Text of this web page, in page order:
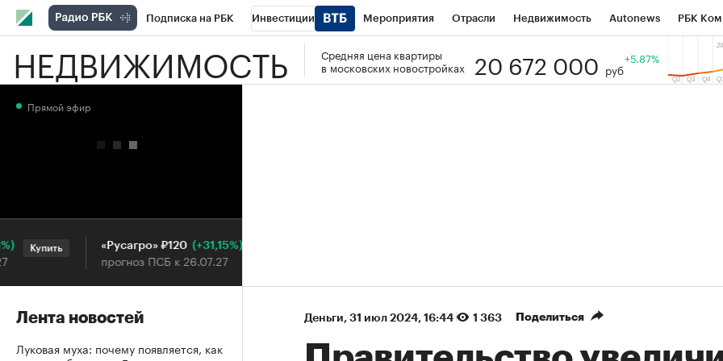
Подписка на РБК Инвестиции Мероприятия Отрасли Недвижимость Autonews РБК
РБК Вино Спорт Школа управления РБК РБК Образование Тренды
НЕДВИЖИМОСТЬ
Средняя цена квартиры
в московских новостройках
20 672 000 руб
+5.87%
Деньги⁠, 31 июл 2024, 16:44 1 363 Поделиться
Прямой эфир
Купить «Русагро» ₽120 (+31,15%)
прогноз ПСБ к 26.07.27
Купить
Лента новостей
Луковая муха: почему появляется, как